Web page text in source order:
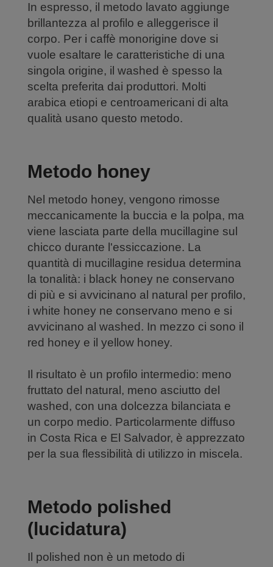
In espresso, il metodo lavato aggiunge
brillantezza al profilo e alleggerisce il
corpo. Per i caffè monorigine dove si
vuole esaltare le caratteristiche di una
singola origine, il washed è spesso la
scelta preferita dai produttori. Molti
arabica etiopi e centroamericani di alta
qualità usano questo metodo.
Metodo honey
Nel metodo honey, vengono rimosse
meccanicamente la buccia e la polpa, ma
viene lasciata parte della mucillagine sul
chicco durante l'essiccazione. La
quantità di mucillagine residua determina
la tonalità: i black honey ne conservano
di più e si avvicinano al natural per profilo,
i white honey ne conservano meno e si
avvicinano al washed. In mezzo ci sono il
red honey e il yellow honey.
Il risultato è un profilo intermedio: meno
fruttato del natural, meno asciutto del
washed, con una dolcezza bilanciata e
un corpo medio. Particolarmente diffuso
in Costa Rica e El Salvador, è apprezzato
per la sua flessibilità di utilizzo in miscela.
Metodo polished
(lucidatura)
Il polished non è un metodo di